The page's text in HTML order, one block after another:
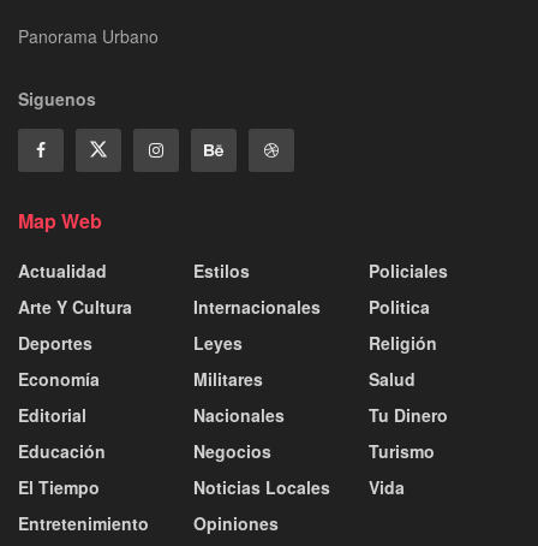
Panorama Urbano
Siguenos
Map Web
Actualidad
Arte Y Cultura
Deportes
Economía
Editorial
Educación
El Tiempo
Entretenimiento
Estilos
Internacionales
Leyes
Militares
Nacionales
Negocios
Noticias Locales
Opiniones
Policiales
Politica
Religión
Salud
Tu Dinero
Turismo
Vida